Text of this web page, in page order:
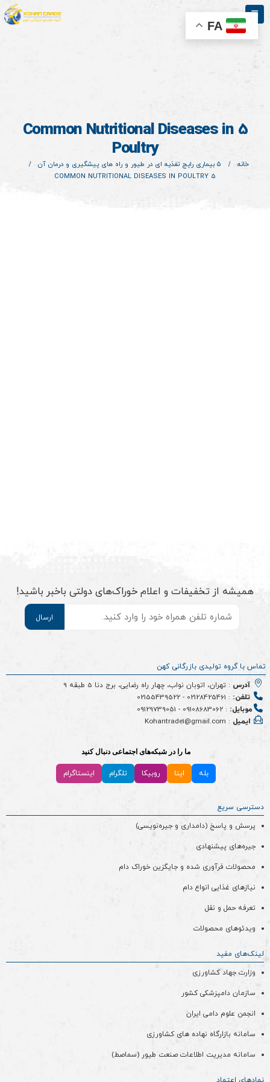
5 Common Nutritional Diseases in
Poultry
خانه
۵ بیماری رایج تغذیه‌ ای در طیور و راه‌ های پیشگیری و درمان آن
5 COMMON NUTRITIONAL DISEASES IN POULTRY
همیشه از تخفیفات و اعلام خوراک‌های دولتی باخبر باشید!
تماس با گروه تولیدی بازرگانی کهن
آدرس : تهران، اتوبان نواب، چهار راه رضایی، برج دنا 5 طبقه 9
تلفن: :
02128425461
-
02155439522
موبایل: :
09108683062
-
09129739051
ایمیل : Kohantrade1@gmail.com
ما را در شبکه‌های اجتماعی دنبال کنید
بله ایتا روبیکا تلگرام اینستاگرام
دسترسی سریع
پرسش و پاسخ (دامداری و جیره‌نویسی)
جیره‌های پیشنهادی
محصولات فرآوری شده و جایگزین خوراک دام
نیازهای غذایی انواع دام
تعرفه حمل و نقل
ویدئو‌های محصولات
لینک‌های مفید
وزارت جهاد کشاورزی
سازمان دامپزشکی کشور
انجمن علوم دامی ایران
سامانه بازارگاه نهاده های کشاورزی
سامانه مدیریت اطلاعات صنعت طیور (سماصط)
FA